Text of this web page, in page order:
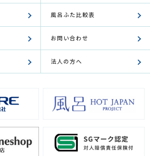
風呂ふた比較表
お問い合わせ
法人の方へ